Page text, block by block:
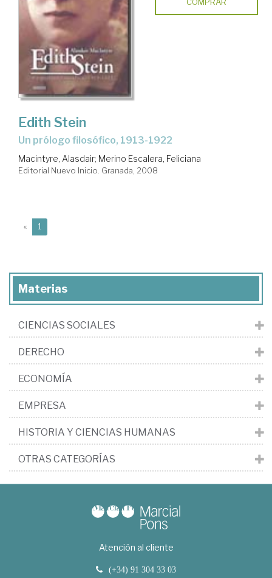
COMPRAR
Edith Stein
un prólogo filosófico, 1913-1922
Macintyre, Alasdair; Merino Escalera, Feliciana
Editorial Nuevo Inicio. Granada, 2008
« 1
Materias
CIENCIAS SOCIALES
DERECHO
ECONOMÍA
EMPRESA
HISTORIA Y CIENCIAS HUMANAS
OTRAS CATEGORÍAS
Atención al cliente
(+34) 91 304 33 03